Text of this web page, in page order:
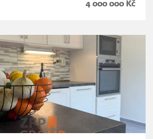
4 000 000 Kč